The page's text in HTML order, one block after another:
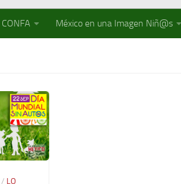
CONFA México en una Imagen Niñ@s
/ LO